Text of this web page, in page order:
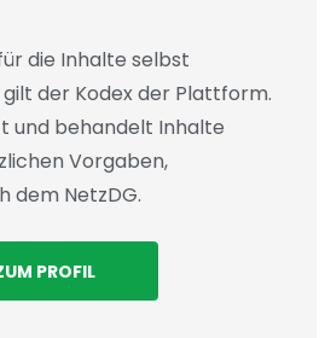
die Inhalte selbst
der Kodex der Plattform.
und behandelt Inhalte
Vorgaben,
dem NetzDG.
PROFIL